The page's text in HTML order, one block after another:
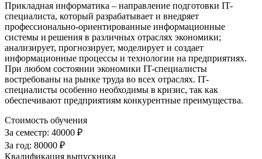
Прикладная информатика – направление подготовки IT-
специалиста, который разрабатывает и внедряет
профессионально-ориентированные информационные
системы и решения в различных отраслях экономики;
анализирует, прогнозирует, моделирует и создает
информационные процессы и технологии на предприятиях.
При любом состоянии экономики IT-специалисты
востребованы на рынке труда во всех отраслях. IT-
специалисты особенно необходимы в кризис, так как
обеспечивают предприятиям конкурентные преимущества.
Стоимость обучения
За семестр: 40000 ₽
За год: 80000 ₽
Квалификация выпускника